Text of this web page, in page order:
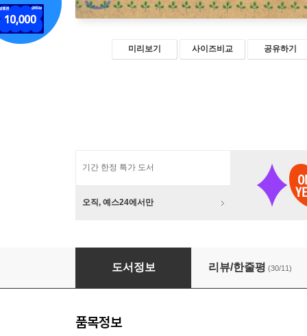
미리보기 사이즈비교 공유하기
기간 한정 특가 도서
오직, 예스24에서만
청소년을 위한 비폭력 대화
도서정보 리뷰/한줄평 (30/11)
품목정보